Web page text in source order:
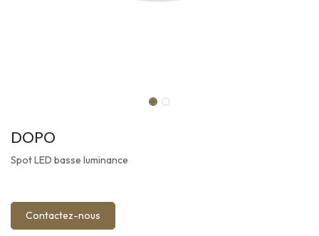
DOPO
Spot LED basse luminance
Contactez-nous